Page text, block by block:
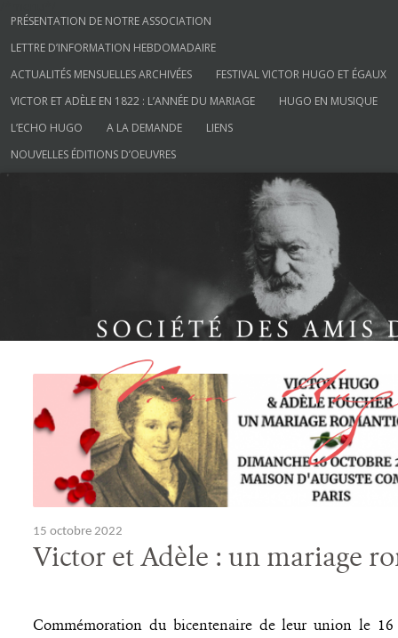
Aller au contenu
PRÉSENTATION DE NOTRE ASSOCIATION
LETTRE D’INFORMATION HEBDOMADAIRE
ACTUALITÉS MENSUELLES ARCHIVÉES
FESTIVAL VICTOR HUGO ET ÉGAUX
VICTOR ET ADÈLE EN 1822 : L’ANNÉE DU MARIAGE
HUGO EN MUSIQUE
L’ECHO HUGO
A LA DEMANDE
LIENS
NOUVELLES ÉDITIONS D’OEUVRES
Société des Amis de Victor Hugo
15 octobre 2022
Victor et Adèle : un mariage
Commémoration du bicentenaire de leur union le